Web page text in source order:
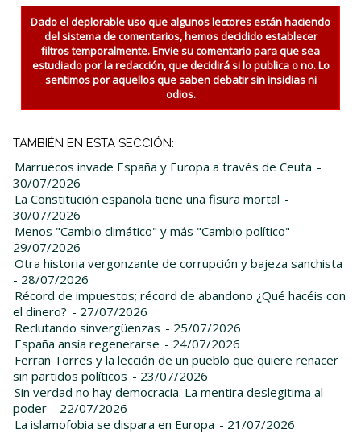
Dado el deplorable uso que algunos lectores están haciendo
del sistema de comentarios, hemos decidido establecer
filtros temporalmente. Envie su comentario para que sea
estudiado por la redacción, que decidirá si lo publica o no. Lo
sentimos por aquellos que saben debatir sin insidias ni
odios.
TAMBIÉN EN ESTA SECCIÓN:
Marruecos invade España y Europa a través de Ceuta -
30/07/2026
La Constitución española tiene una fisura mortal -
30/07/2026
Menos "Cambio climático" y más "Cambio político" -
29/07/2026
Otra historia vergonzante de corrupción y bajeza sanchista
- 28/07/2026
Récord de impuestos; récord de abandono ¿Qué hacéis con
el dinero? - 27/07/2026
Reclutando sinvergüenzas - 25/07/2026
España ansía regenerarse - 24/07/2026
Ferran Torres y la lección de un pueblo que quiere renacer
sin partidos políticos - 23/07/2026
Sin verdad no hay democracia. La mentira deslegitima al
poder - 22/07/2026
La islamofobia se dispara en Europa - 21/07/2026